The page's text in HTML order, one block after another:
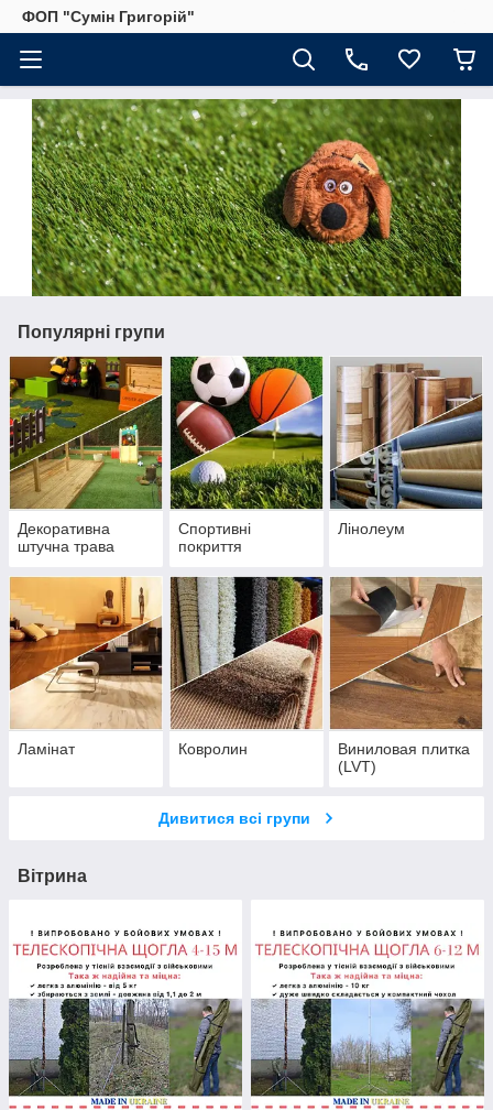
ФОП "Сумін Григорій"
Популярні групи
Декоративна
штучна трава
Спортивні
покриття
Лінолеум
Ламінат Ковролин
Виниловая плитка
(LVT)
Дивитися всі групи
Вітрина